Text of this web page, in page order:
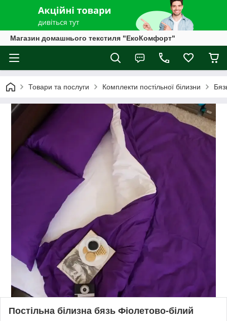
Магазин домашнього текстиля "ЕкоКомфорт"
Товари та послуги Комплекти постільної білизни
Постільна білизна бязь Фіолетово-білий